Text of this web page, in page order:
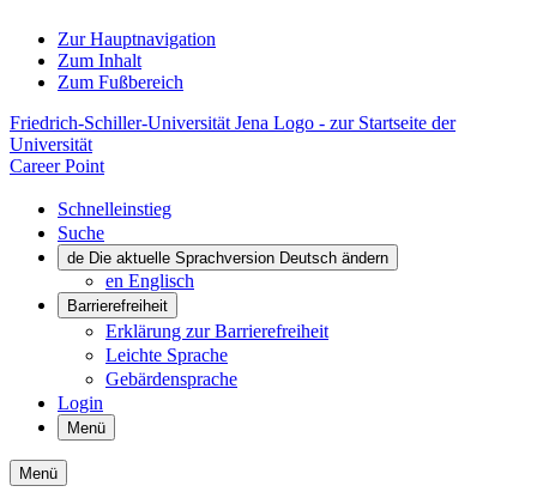
Zur Hauptnavigation
Zum Inhalt
Zum Fußbereich
Friedrich-Schiller-Universität Jena Logo - zur Startseite der
Universität
Career Point
Schnelleinstieg
Suche
de Die aktuelle Sprachversion Deutsch ändern
en Englisch
Barrierefreiheit
Erklärung zur Barrierefreiheit
Leichte Sprache
Gebärdensprache
Login
Menü
Menü